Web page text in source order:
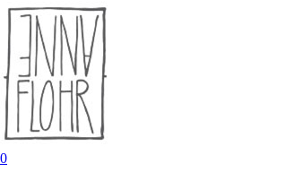
Skip
main
content
0